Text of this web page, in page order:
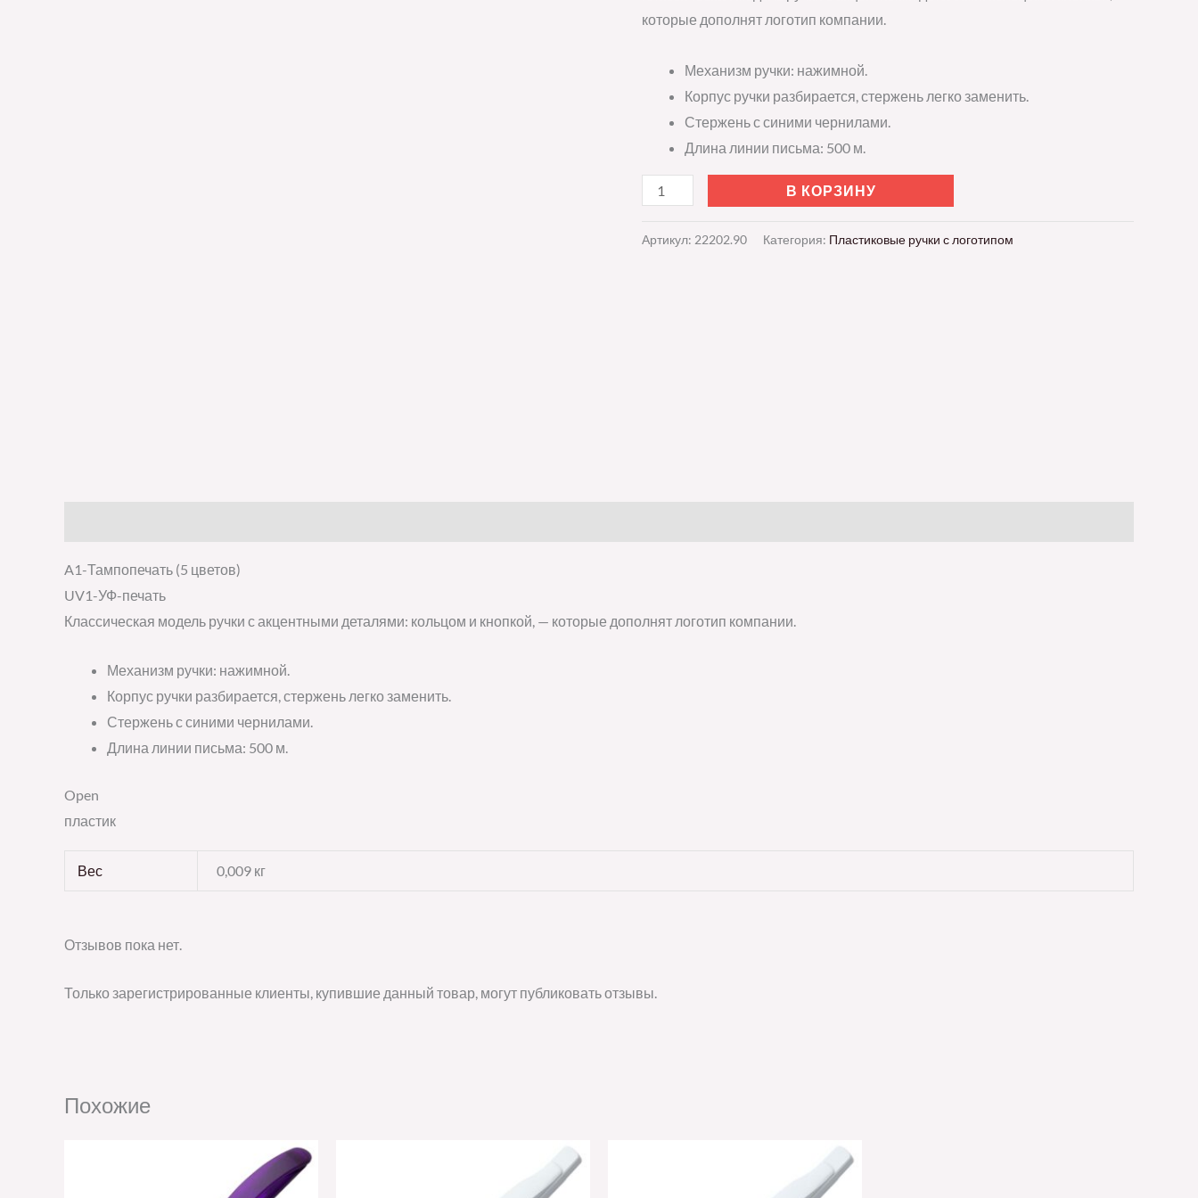
которые дополнят логотип компании.
Механизм ручки: нажимной.
Корпус ручки разбирается, стержень легко заменить.
Стержень с синими чернилами.
Длина линии письма: 500 м.
В КОРЗИНУ
Артикул: 22202.90 Категория: Пластиковые ручки с логотипом
A1-Тампопечать (5 цветов)
UV1-УФ-печать
Классическая модель ручки с акцентными деталями: кольцом и кнопкой, — которые дополнят логотип компании.
Механизм ручки: нажимной.
Корпус ручки разбирается, стержень легко заменить.
Стержень с синими чернилами.
Длина линии письма: 500 м.
Open
пластик
Вес 0,009 кг
Отзывов пока нет.
Только зарегистрированные клиенты, купившие данный товар, могут публиковать отзывы.
Похожие